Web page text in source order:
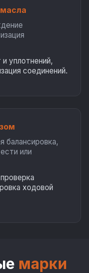
уплотнений,
соединений.
балансировка,
или
ходовой
марки